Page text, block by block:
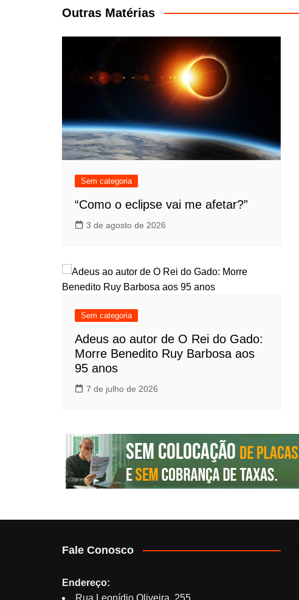
Post
Outras Matérias
Sem categoria
“Como o eclipse vai me afetar?”
3 de agosto de 2026
Sem categoria
Adeus ao autor de O Rei do Gado:
Morre Benedito Ruy Barbosa aos
95 anos
7 de julho de 2026
Fale Conosco
Endereço:
Rua Leonídio Oliveira, 255